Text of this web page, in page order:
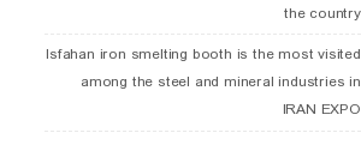
the country
Isfahan iron smelting booth is the most visited
among the steel and mineral industries in
IRAN EXPO